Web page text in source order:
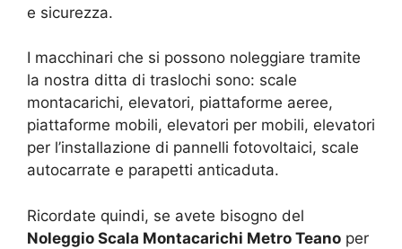
e sicurezza.
I macchinari che si possono noleggiare tramite
la nostra ditta di traslochi sono: scale
montacarichi, elevatori, piattaforme aeree,
piattaforme mobili, elevatori per mobili, elevatori
per l’installazione di pannelli fotovoltaici, scale
autocarrate e parapetti anticaduta.
Ricordate quindi, se avete bisogno del
Noleggio Scala Montacarichi Metro Teano per